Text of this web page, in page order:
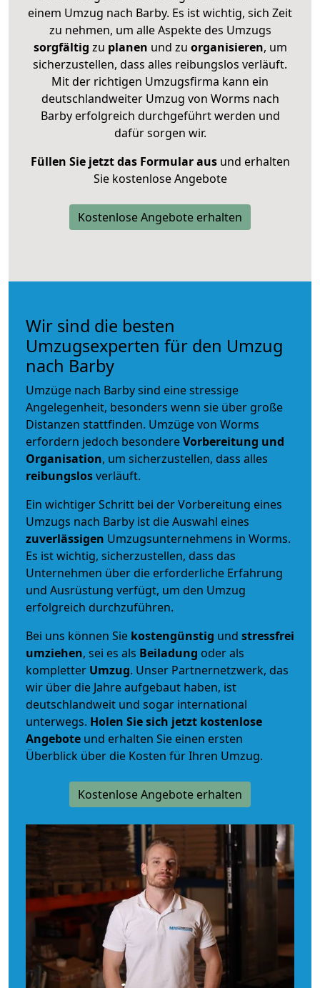
einem Umzug nach Barby. Es ist wichtig, sich Zeit
zu nehmen, um alle Aspekte des Umzugs
sorgfältig zu planen und zu organisieren, um
sicherzustellen, dass alles reibungslos verläuft.
Mit der richtigen Umzugsfirma kann ein
deutschlandweiter Umzug von Worms nach
Barby erfolgreich durchgeführt werden und
dafür sorgen wir.
Füllen Sie jetzt das Formular ausund erhalten
Sie kostenlose Angebote
Kostenlose Angebote erhalten
Wir sind die besten
Umzugsexperten für den Umzug
nach Barby
Umzüge nach Barby sind eine stressige
Angelegenheit, besonders wenn sie über große
Distanzen stattfinden. Umzüge von Worms
erfordern jedoch besondereVorbereitung und
Organisation, um sicherzustellen, dass alles
reibungslosverläuft.
Ein wichtiger Schritt bei der Vorbereitung eines
Umzugs nach Barby ist die Auswahl eines
zuverlässigen Umzugsunternehmens in Worms.
Es ist wichtig, sicherzustellen, dass das
Unternehmen über die erforderliche Erfahrung
und Ausrüstung verfügt, um den Umzug
erfolgreich durchzuführen.
Bei uns können Sie kostengünstig und stressfrei
umziehen, sei es als Beiladung oder als
kompletter Umzug. Unser Partnernetzwerk, das
wir über die Jahre aufgebaut haben, ist
deutschlandweit und sogar international
unterwegs. Holen Sie sich jetzt kostenlose
Angebote und erhalten Sie einen ersten
Überblick über die Kosten für Ihren Umzug.
Kostenlose Angebote erhalten